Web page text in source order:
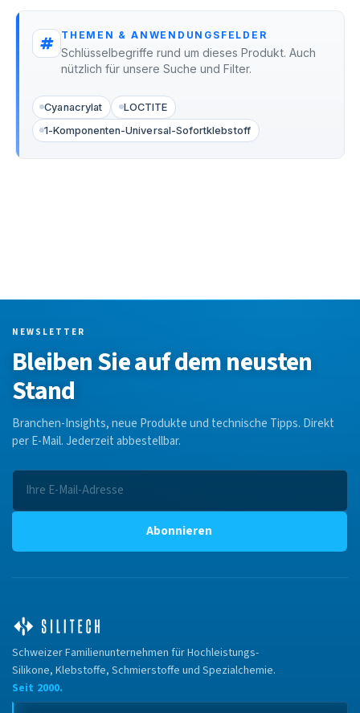
THEMEN & ANWENDUNGSFELDER
Schlüsselbegriffe rund um dieses Produkt. Auch
nützlich für unsere Suche und Filter.
Cyanacrylat
LOCTITE
1-Komponenten-Universal-Sofortklebstoff
NEWSLETTER
Bleiben Sie auf dem neusten
Stand
Branchen-Insights, neue Produkte und technische Tipps. Direkt
per E-Mail. Jederzeit abbestellbar.
Abonnieren
Schweizer Familienunternehmen für Hochleistungs-
Silikone, Klebstoffe, Schmierstoffe und Spezialchemie.
Seit 2000.